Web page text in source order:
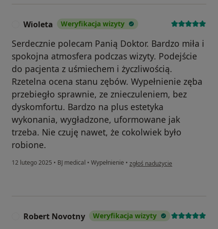
Wioleta Weryfikacja wizyty
Serdecznie polecam Panią Doktor. Bardzo miła i
spokojna atmosfera podczas wizyty. Podejście
do pacjenta z uśmiechem i życzliwością.
Rzetelna ocena stanu zębów. Wypełnienie zęba
przebiegło sprawnie, ze znieczuleniem, bez
dyskomfortu. Bardzo na plus estetyka
wykonania, wygładzone, uformowane jak
trzeba. Nie czuję nawet, że cokolwiek było
robione.
12 lutego 2025 • BJ medical • Wypełnienie • w opinii użytkownika Wioleta
zgłoś nadużycie
Robert Novotny Weryfikacja wizyty